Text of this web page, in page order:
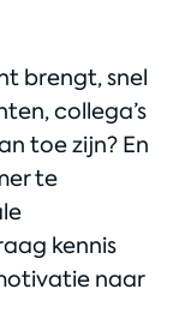
brengt, snel
collega’s
toe zijn? En
te
kennis
naar